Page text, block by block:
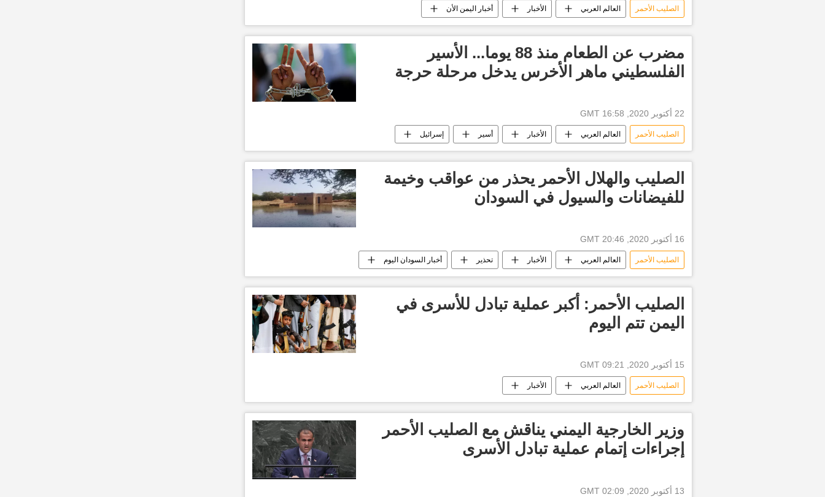
الصليب الأحمر العالم العربي الأخبار أخبار اليمن الأن
مضرب عن الطعام منذ 88 يوما... الأسير
الفلسطيني ماهر الأخرس يدخل مرحلة حرجة
22 أكتوبر 2020, 16:58 GMT
الصليب الأحمر العالم العربي الأخبار أسير إسرائيل
الصليب والهلال الأحمر يحذر من عواقب وخيمة
للفيضانات والسيول في السودان
16 أكتوبر 2020, 20:46 GMT
الصليب الأحمر العالم العربي الأخبار تحذير أخبار السودان اليوم
الصليب الأحمر: أكبر عملية تبادل للأسرى في
اليمن تتم اليوم
15 أكتوبر 2020, 09:21 GMT
الصليب الأحمر العالم العربي الأخبار
وزير الخارجية اليمني يناقش مع الصليب الأحمر
إجراءات إتمام عملية تبادل الأسرى
13 أكتوبر 2020, 02:09 GMT